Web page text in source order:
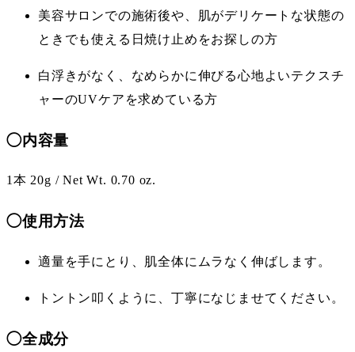
美容サロンでの施術後や、肌がデリケートな状態の
ときでも使える日焼け止めをお探しの方
白浮きがなく、なめらかに伸びる心地よいテクスチ
ャーのUVケアを求めている方
◯内容量
1本 20g / Net Wt. 0.70 oz.
◯使用方法
適量を手にとり、肌全体にムラなく伸ばします。
トントン叩くように、丁寧になじませてください。
◯全成分